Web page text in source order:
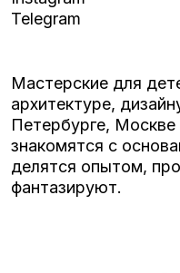
Telegram
Мастерские для
архитектуре,
Петербурге, Москве
знакомятся с
делятся опытом,
фантазируют.